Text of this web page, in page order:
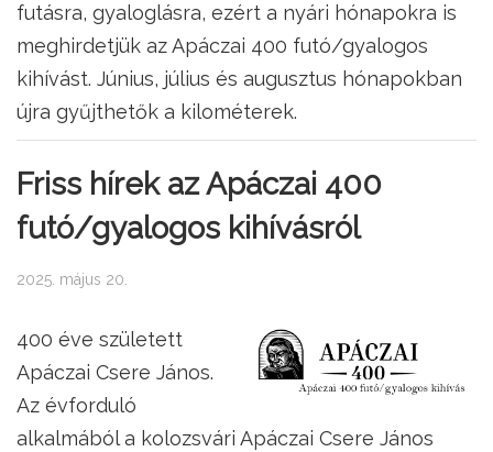
futásra, gyaloglásra, ezért a nyári hónapokra is
meghirdetjük az Apáczai 400 futó/gyalogos
kihívást. Június, július és augusztus hónapokban
újra gyűjthetők a kilométerek.
Friss hírek az Apáczai 400
futó/gyalogos kihívásról
2025. május 20.
400 éve született
Apáczai Csere János.
Az évforduló
alkalmából a kolozsvári Apáczai Csere János